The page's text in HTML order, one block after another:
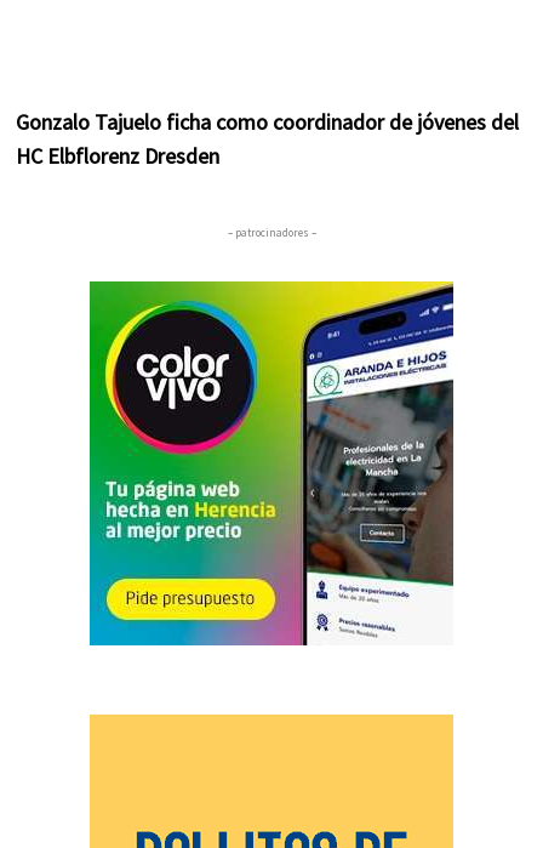
Gonzalo Tajuelo ficha como coordinador de jóvenes del
HC Elbflorenz Dresden
– patrocinadores –